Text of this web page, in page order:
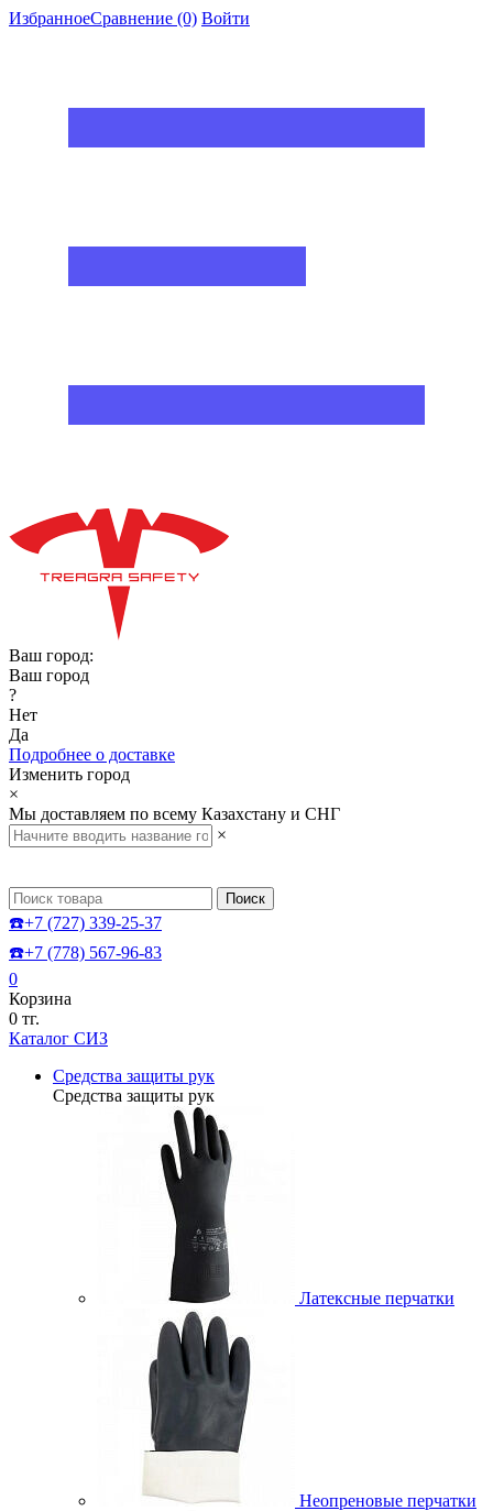
ИзбранноеСравнение (0) Войти
Ваш город:
Ваш город
?
Нет
Да
Подробнее о доставке
Изменить город
×
Мы доставляем по всему Казахстану и СНГ
×
Поиск
☎️+7 (727) 339-25-37
☎️+7 (778) 567-96-83
0
Корзина
0 тг.
Каталог СИЗ
Средства защиты рук
Средства защиты рук
Латексные перчатки
Неопреновые перчатки